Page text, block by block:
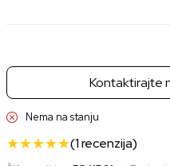
Kontaktirajte
Nema na stanju
(1recenzija)